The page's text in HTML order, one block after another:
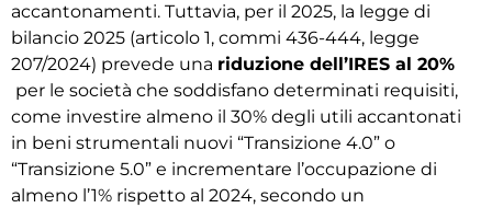
accantonamenti. Tuttavia, per il 2025, la legge di
bilancio 2025 (articolo 1, commi 436-444, legge
207/2024) prevede una riduzione dell’IRES al 20%
per le società che soddisfano determinati requisiti,
come investire almeno il 30% degli utili accantonati
in beni strumentali nuovi “Transizione 4.0” o
“Transizione 5.0” e incrementare l’occupazione di
almeno l’1% rispetto al 2024, secondo un